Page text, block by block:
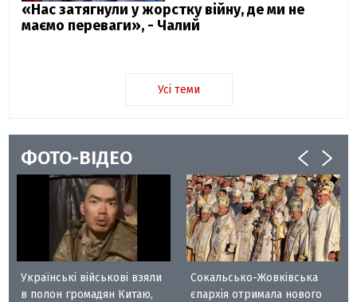
«Нас затягнули у жорстку війну, де ми не
маємо переваги», - Чалий
Усі теми
ФОТО-ВІДЕО
Українські військові взяли
в полон громадян Китаю,
Сокальсько-Жовківська
єпархія отримала нового